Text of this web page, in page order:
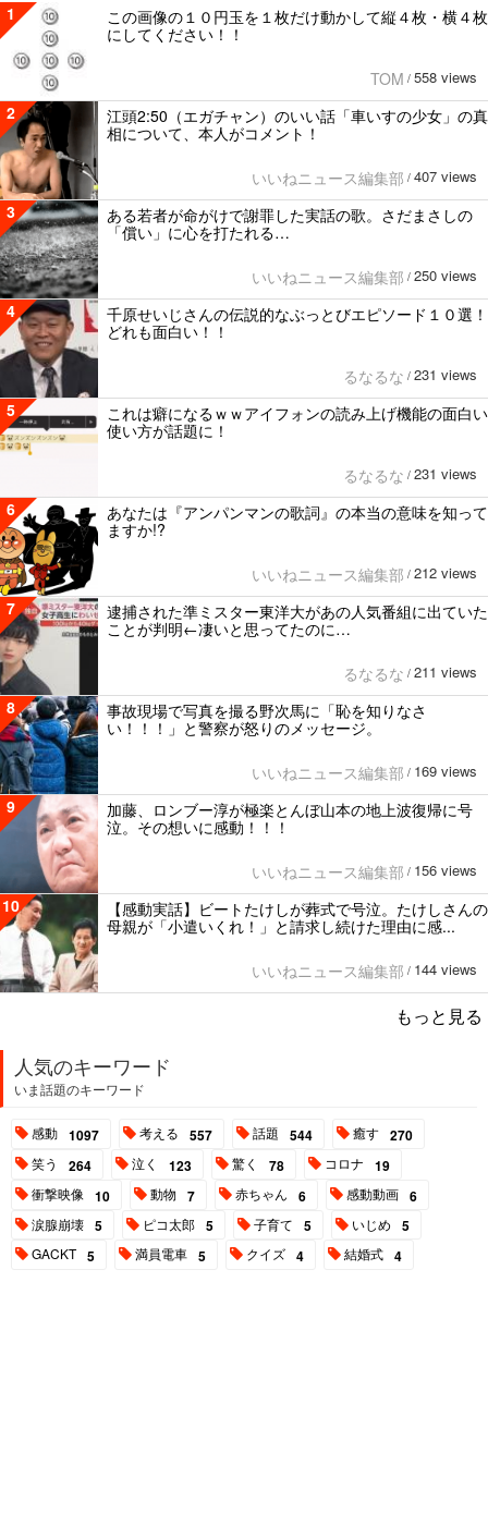
1
この画像の１０円玉を１枚だけ動かして縦４枚・横４枚
にしてください！！
TOM / 558 views
2
江頭2:50（エガチャン）のいい話「車いすの少女」の真
相について、本人がコメント！
いいねニュース編集部 / 407 views
3
ある若者が命がけで謝罪した実話の歌。さだまさしの
「償い」に心を打たれる…
いいねニュース編集部 / 250 views
4
千原せいじさんの伝説的なぶっとびエピソード１０選！
どれも面白い！！
るなるな / 231 views
5
これは癖になるｗｗアイフォンの読み上げ機能の面白い
使い方が話題に！
るなるな / 231 views
6
あなたは『アンパンマンの歌詞』の本当の意味を知って
ますか!?
いいねニュース編集部 / 212 views
7
逮捕された準ミスター東洋大があの人気番組に出ていた
ことが判明←凄いと思ってたのに…
るなるな / 211 views
8
事故現場で写真を撮る野次馬に「恥を知りなさ
い！！！」と警察が怒りのメッセージ。
いいねニュース編集部 / 169 views
9
加藤、ロンブー淳が極楽とんぼ山本の地上波復帰に号
泣。その想いに感動！！！
いいねニュース編集部 / 156 views
10
【感動実話】ビートたけしが葬式で号泣。たけしさんの
母親が「小遣いくれ！」と請求し続けた理由に感...
いいねニュース編集部 / 144 views
もっと見る
人気のキーワード
いま話題のキーワード
感動 1097 考える 557 話題 544 癒す 270
笑う 264 泣く 123 驚く 78 コロナ 19
衝撃映像 10 動物 7 赤ちゃん 6 感動動画 6
涙腺崩壊 5 ピコ太郎 5 子育て 5 いじめ 5
GACKT 5 満員電車 5 クイズ 4 結婚式 4